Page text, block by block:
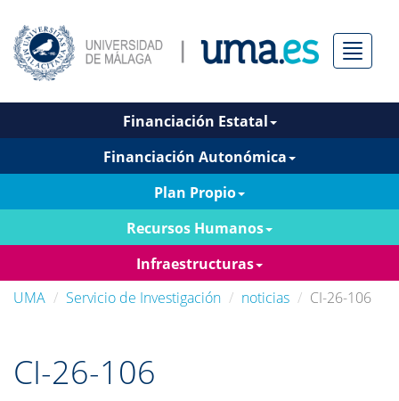
Menú
Financiación Estatal
Financiación Autonómica
Plan Propio
Recursos Humanos
Infraestructuras
UMA
Servicio de Investigación noticias CI-26-106
CI-26-106